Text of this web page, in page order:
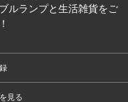
ルランプと生活雑貨をご
見る